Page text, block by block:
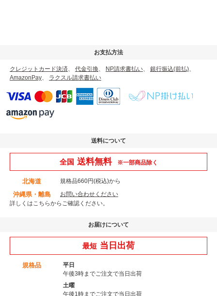
お支払方法
クレジットカード決済 代金引換 NP請求書払い 銀行振込(前払)
AmazonPay
ラクスル請求書払い
送料について
全国 送料無料 ※一部商品除く
北海道 規格品660円(税込)から
沖縄県・離島
お問い合わせください
詳しくはこちらからご確認ください。
お届けについて
最短 当日出荷
規格品
平日
午後3時までご注文で当日出荷
土曜
午後1時までご注文で当日出荷